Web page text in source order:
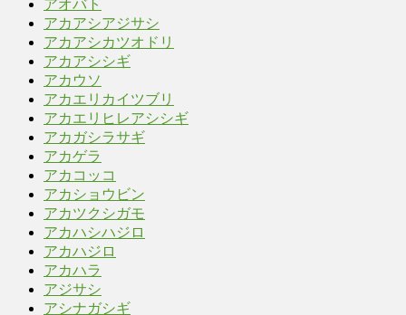
アオバト
アカアシアジサシ
アカアシカツオドリ
アカアシシギ
アカウソ
アカエリカイツブリ
アカエリヒレアシシギ
アカガシラサギ
アカゲラ
アカコッコ
アカショウビン
アカツクシガモ
アカハシハジロ
アカハジロ
アカハラ
アジサシ
アシナガシギ